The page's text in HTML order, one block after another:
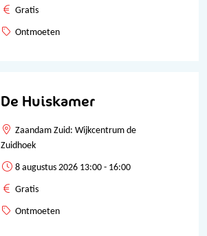
Gratis
Ontmoeten
De Huiskamer
Zaandam Zuid: Wijkcentrum de
Zuidhoek
8 augustus 2026 13:00 - 16:00
Gratis
Ontmoeten